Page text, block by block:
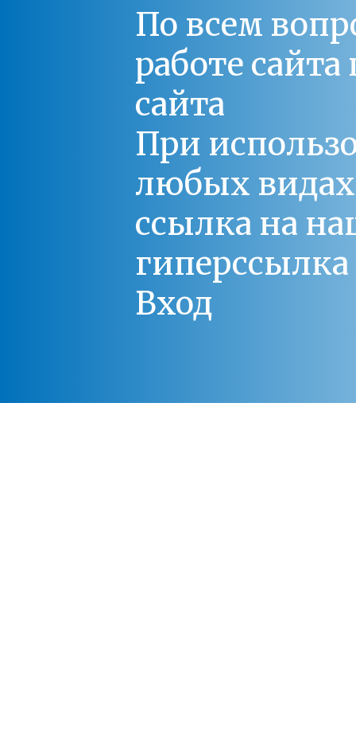
По всем
работе
сайта
При
любых
ссылка на
Вход